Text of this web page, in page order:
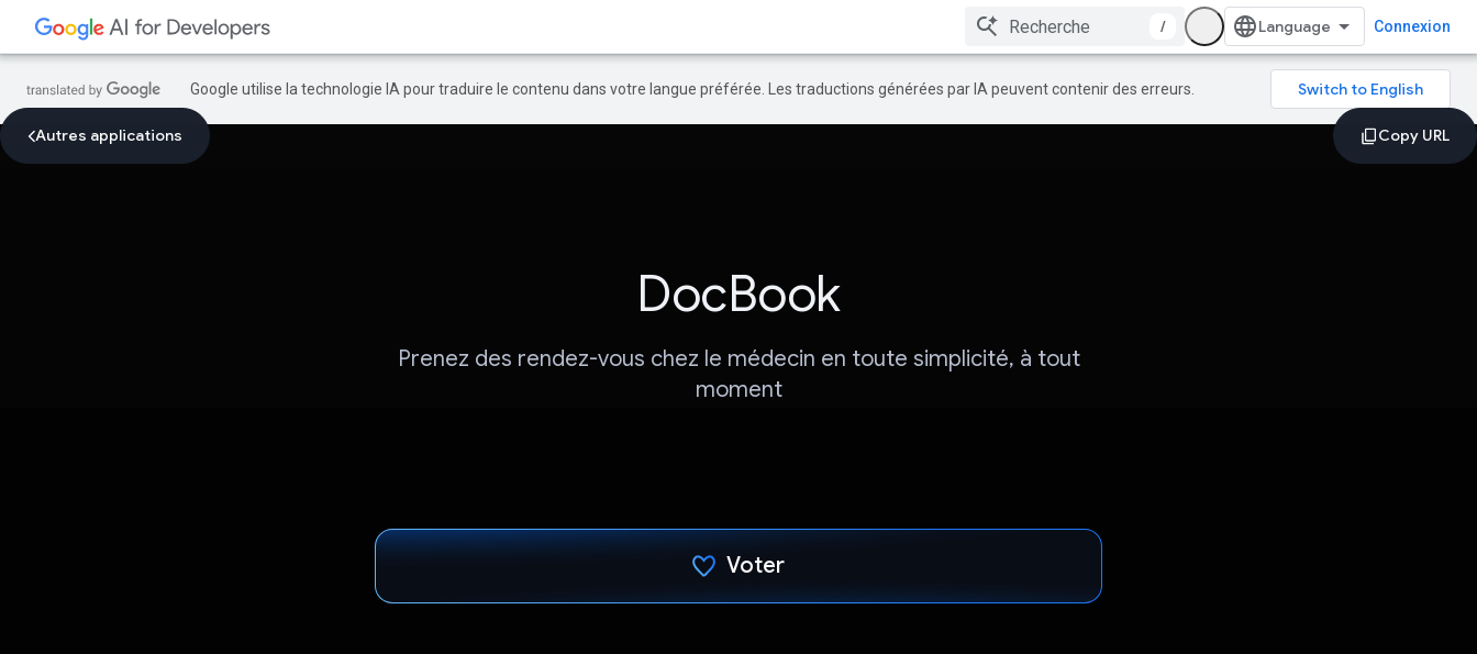
/ Connexion
Google utilise la technologie IA pour traduire le contenu dans votre langue préférée. Les traductions générées par IA peuvent contenir des erreurs.
Autres applications
DocBook
Prenez des rendez-vous chez le médecin en toute simplicité, à tout
moment
Voter